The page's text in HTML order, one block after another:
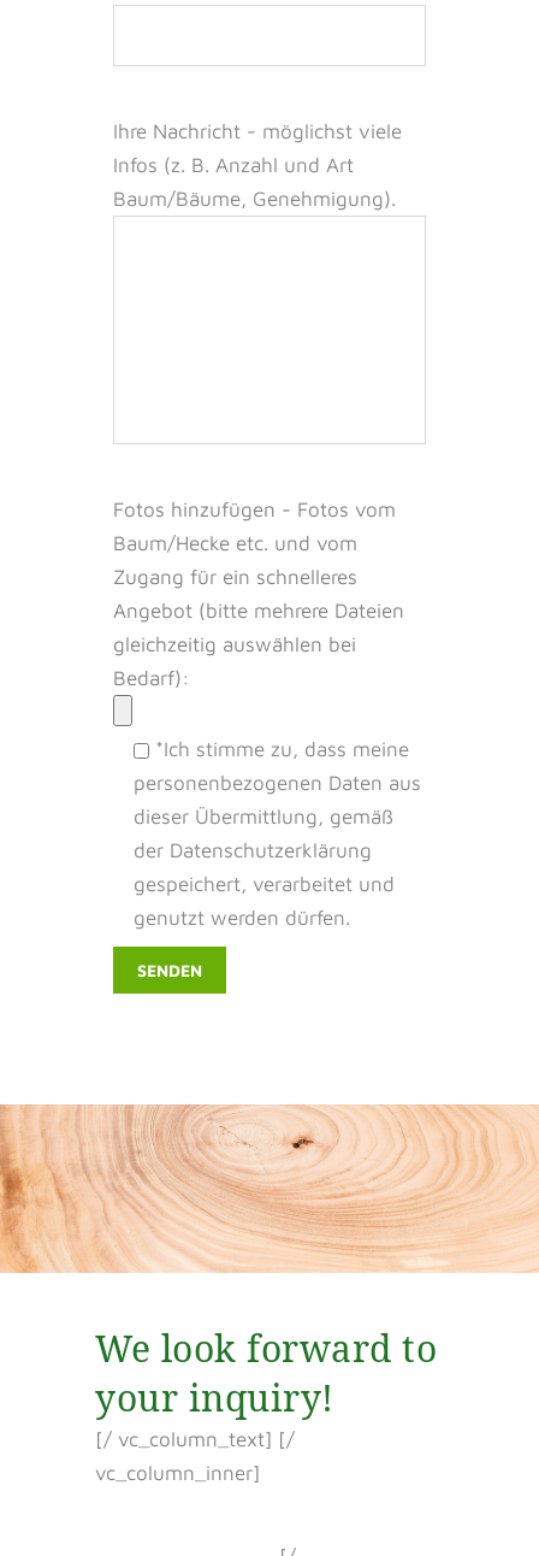
Ihre Nachricht - möglichst viele
Infos (z. B. Anzahl und Art
Baum/Bäume, Genehmigung).
Fotos hinzufügen - Fotos vom
Baum/Hecke etc. und vom
Zugang für ein schnelleres
Angebot (bitte mehrere Dateien
gleichzeitig auswählen bei
Bedarf):
*Ich stimme zu, dass meine
personenbezogenen Daten aus
dieser Übermittlung, gemäß
der Datenschutzerklärung
gespeichert, verarbeitet und
genutzt werden dürfen.
We look forward to
your inquiry!
[/ vc_column_text] [/
vc_column_inner]